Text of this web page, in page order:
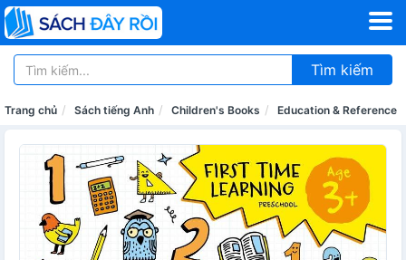
Tìm kiếm
Trang chủ Sách tiếng Anh Children's Books Education & Reference